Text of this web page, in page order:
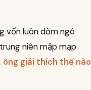
vốn luôn dòm ngó
niên mập mạp
ông giải thích thế nào